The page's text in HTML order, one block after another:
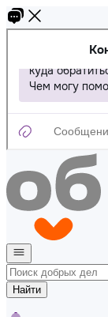
Найти